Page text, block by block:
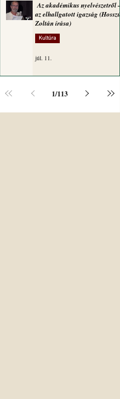
Az akadémikus nyelvészetről –
az elhallgatott igazság (Hosszú
Zoltán írása)
Kultúra
júl. 11.
1/113